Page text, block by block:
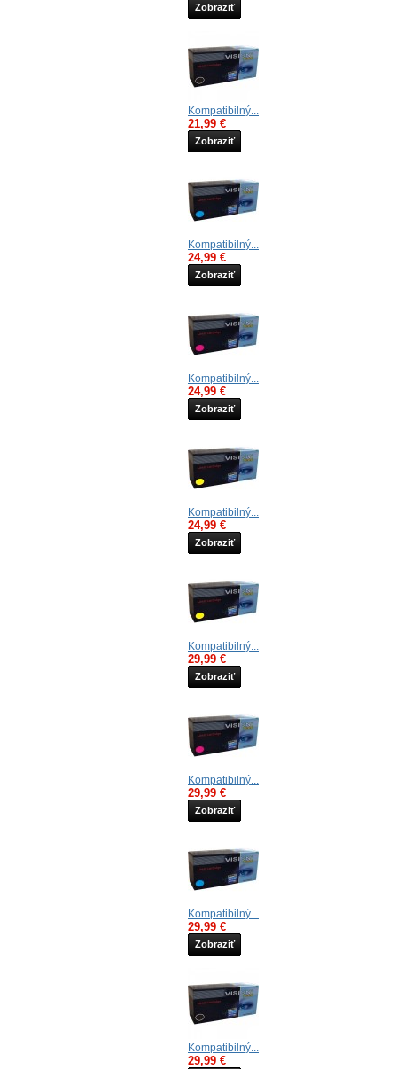
Zobraziť
Kompatibilný...
21,99 €
Zobraziť
Kompatibilný...
24,99 €
Zobraziť
Kompatibilný...
24,99 €
Zobraziť
Kompatibilný...
24,99 €
Zobraziť
Kompatibilný...
29,99 €
Zobraziť
Kompatibilný...
29,99 €
Zobraziť
Kompatibilný...
29,99 €
Zobraziť
Kompatibilný...
29,99 €